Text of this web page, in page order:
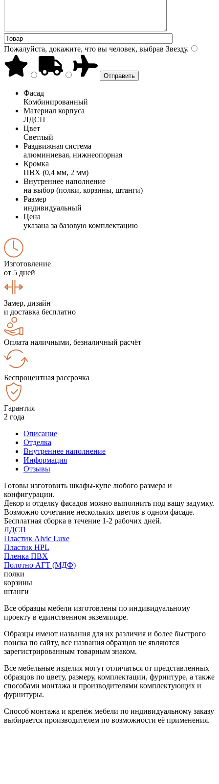
Пожалуйста, докажите, что вы человек, выбрав Звезду.
Фасад
Комбинированный
Материал корпуса
ЛДСП
Цвет
Светлый
Раздвижная система
алюминиевая, нижнеопорная
Кромка
ПВХ (0,4 мм, 2 мм)
Внутреннее наполнение
на выбор (полки, корзины, штанги)
Размер
индивидуальный
Цена
указана за базовую комплектацию
Изготовление
от 5 дней
Замер, дизайн
и доставка бесплатно
Оплата наличными, безналичный расчёт
Беспроцентная рассрочка
Гарантия
2 года
Описание
Отделка
Внутреннее наполнение
Информация
Отзывы
Готовы изготовить шкафы-купе любого размера и
конфигурации.
Декор и отделку фасадов можно выполнить под вашу задумку.
Возможно сочетание нескольких цветов в одном фасаде.
Бесплатная сборка в течение 1-2 рабочих дней.
ЛДСП
Пластик Alvic Luxe
Пластик HPL
Пленка ПВХ
Полотно АГТ (МДФ)
полки
корзины
штанги
Все образцы мебели изготовлены по индивидуальному
проекту в единственном экземпляре.
Образцы имеют названия для их различия и более быстрого
поиска по сайту, все названия образцов не являются
зарегистрированным товарным знаком.
Все мебельные изделия могут отличаться от представленных
образцов по цвету, размеру, комплектации, фурнитуре, а также
способами монтажа и производителями комплектующих и
фурнитуры.
Способ монтажа и крепёж мебели по индивидуальному заказу
выбирается производителем по возможности её применения.